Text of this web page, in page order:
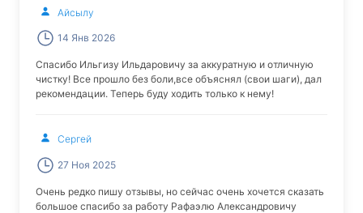
Айсылу
14 Янв 2026
Спасибо Ильгизу Ильдаровичу за аккуратную и отличную
чистку! Все прошло без боли,все объяснял (свои шаги), дал
рекомендации. Теперь буду ходить только к нему!
Сергей
27 Ноя 2025
Очень редко пишу отзывы, но сейчас очень хочется сказать
большое спасибо за работу Рафаэлю Александровичу